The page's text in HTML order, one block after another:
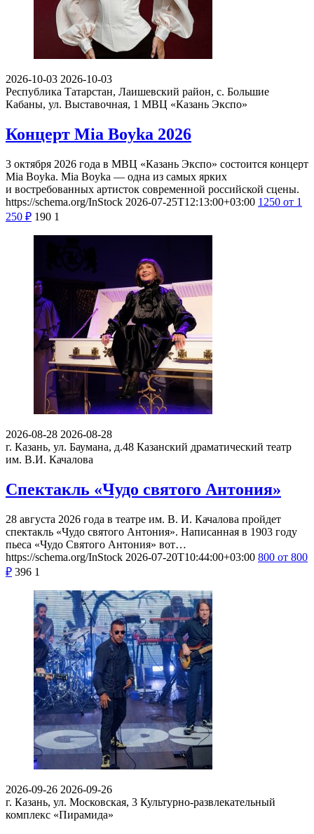
2026-10-03 2026-10-03
Республика Татарстан, Лаишевский район, с. Большие
Кабаны, ул. Выставочная, 1 МВЦ «Казань Экспо»
Концерт Mia Boyka 2026
3 октября 2026 года в МВЦ «Казань Экспо» состоится концерт
Mia Boyka. Mia Boyka — одна из самых ярких
и востребованных артисток современной российской сцены.
https://schema.org/InStock 2026-07-25T12:13:00+03:00 1250 от 1
250 ₽ 190 1
2026-08-28 2026-08-28
г. Казань, ул. Баумана, д.48 Казанский драматический театр
им. В.И. Качалова
Спектакль «Чудо святого Антония»
28 августа 2026 года в театре им. В. И. Качалова пройдет
спектакль «Чудо святого Антония». Написанная в 1903 году
пьеса «Чудо Святого Антония» вот…
https://schema.org/InStock 2026-07-20T10:44:00+03:00 800 от 800
₽ 396 1
2026-09-26 2026-09-26
г. Казань, ул. Московская, 3 Культурно-развлекательный
комплекс «Пирамида»